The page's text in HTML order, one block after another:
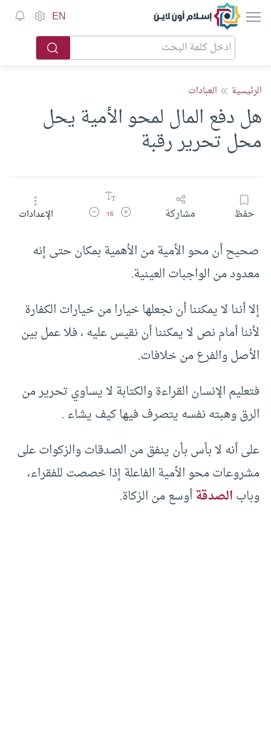
إسلام أون لاين EN
الرئيسية العبادات
هل دفع المال لمحو الأمية يحل
محل تحرير رقبة
حفظ مشاركة زيادة حجم الخط
16 تقليل حجم الخطالإعدادات
صحيح أن محو الأمية من الأهمية بمكان حتى إنه
معدود من الواجبات العينية.
إلا أننا لا يمكننا أن نجعلها خيارا من خيارات الكفارة
لأننا أمام نص لا يمكننا أن نقيس عليه ، فلا عمل بين
الأصل والفرع من خلافات.
فتعليم الإنسان القراءة والكتابة لا يساوي تحرير من
الرق وهبته نفسه يتصرف فيها كيف يشاء .
على أنه لا بأس بأن ينفق من الصدقات والزكوات على
مشروعات محو الأمية الفاعلة إذا خصصت للفقراء،
وبابالصدقةأوسع من الزكاة.